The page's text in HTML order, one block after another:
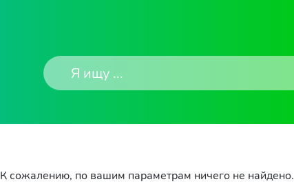
К сожалению, по вашим параметрам ничего не найдено.